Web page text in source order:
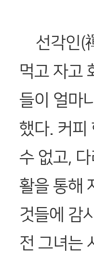
선각인(
먹고 자고
들이 얼마
했다. 커피
수 없고,
활을 통해
것들에 감
전 그녀는